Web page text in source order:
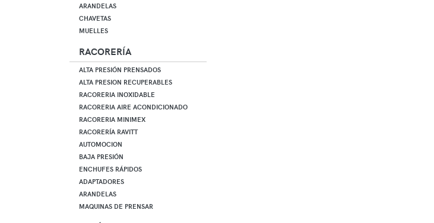
ARANDELAS
CHAVETAS
MUELLES
RACORERÍA
ALTA PRESIÓN PRENSADOS
ALTA PRESION RECUPERABLES
RACORERIA INOXIDABLE
RACORERIA AIRE ACONDICIONADO
RACORERIA MINIMEX
RACORERÍA RAVITT
AUTOMOCION
BAJA PRESIÓN
ENCHUFES RÁPIDOS
ADAPTADORES
ARANDELAS
MAQUINAS DE PRENSAR